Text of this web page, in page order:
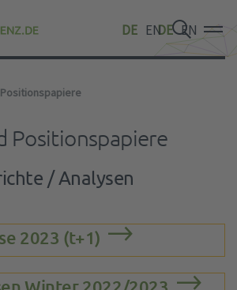
DE EN
DE EN
DE EN
Positionspapiere
/ Analysen
2023 (t+1)